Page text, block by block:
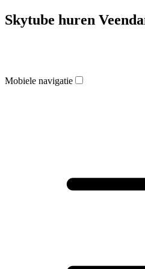
Skytube huren
Mobiele navigatie